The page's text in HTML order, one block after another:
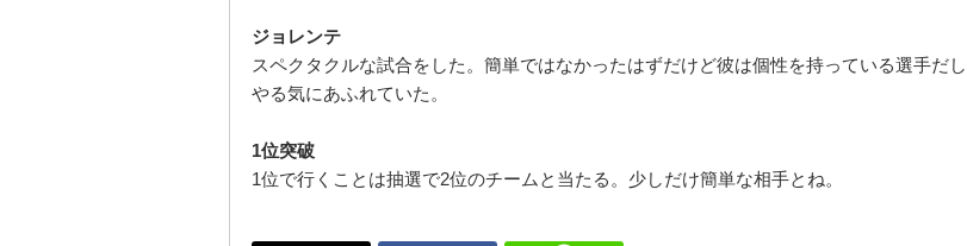
ジョレンテ
スペクタクルな試合をした。簡単ではなかったはずだけど彼は個性を持っている選手だし
やる気にあふれていた。
1位突破
1位で行くことは抽選で2位のチームと当たる。少しだけ簡単な相手とね。